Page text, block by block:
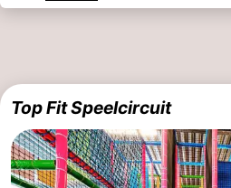
Top Fit Speelcircuit